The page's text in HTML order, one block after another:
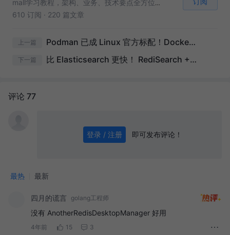
mall学习教程，架构、业务、技术要点全方位解析。mall项目（40k+star）是一套电商系统，使用现阶段主流技术实现。涵盖了SpringBoot、MyBatis、Elasticsearch、RabbitMQ、Redis、MongoDB、Mysql等技术，采用Docker容器化部署。
610 订阅 · 220 篇文章
上一篇 Podman 已成 Linux 官方标配！Docker 没戏了？
下一篇 比 Elasticsearch 更快！ RediSearch + RedisJSON = 王炸！
评论 77
登录 / 注册 即可发布评论！
最热 最新
四月的谎言 golang工程师
没有 AnotherRedisDesktopManager 好用
4年前 15 3